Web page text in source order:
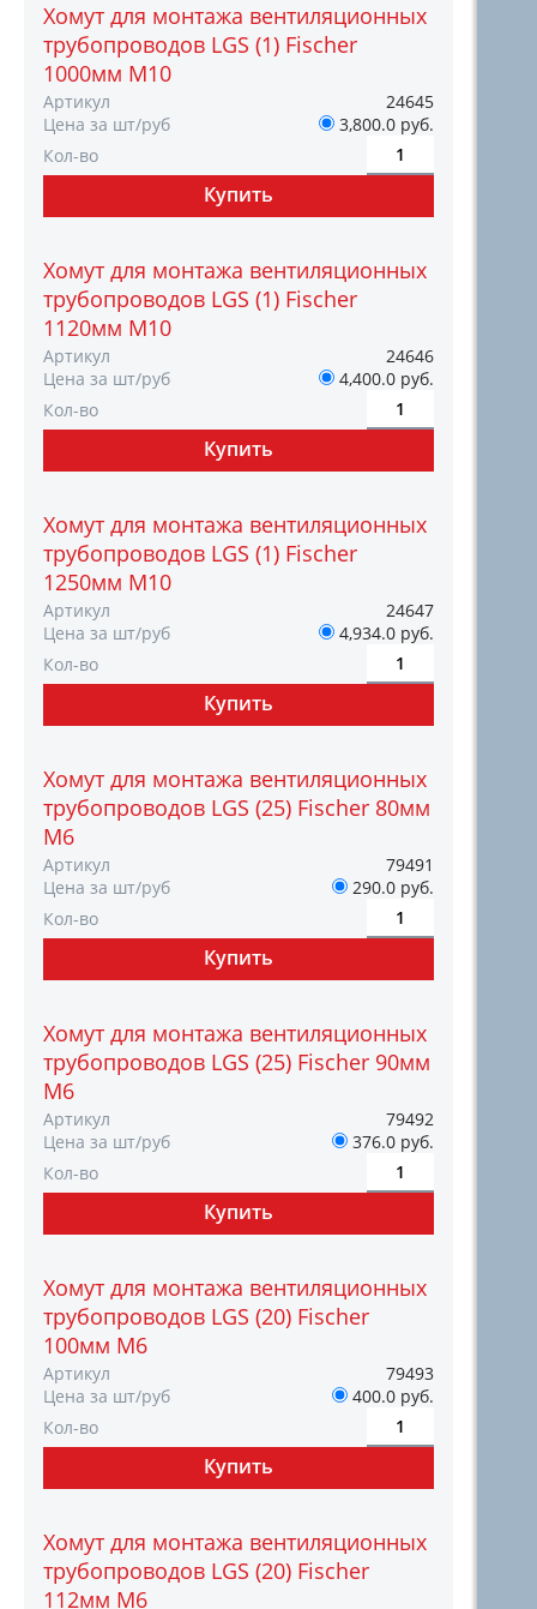
Хомут для монтажа вентиляционных
трубопроводов LGS (1) Fischer
1000мм M10
Артикул
24645
Цена за шт/руб
3,800.0 руб.
Кол-во
Хомут для монтажа вентиляционных
трубопроводов LGS (1) Fischer
1120мм M10
Артикул
24646
Цена за шт/руб
4,400.0 руб.
Кол-во
Хомут для монтажа вентиляционных
трубопроводов LGS (1) Fischer
1250мм M10
Артикул
24647
Цена за шт/руб
4,934.0 руб.
Кол-во
Хомут для монтажа вентиляционных
трубопроводов LGS (25) Fischer 80мм
M6
Артикул
79491
Цена за шт/руб
290.0 руб.
Кол-во
Хомут для монтажа вентиляционных
трубопроводов LGS (25) Fischer 90мм
M6
Артикул
79492
Цена за шт/руб
376.0 руб.
Кол-во
Хомут для монтажа вентиляционных
трубопроводов LGS (20) Fischer
100мм M6
Артикул
79493
Цена за шт/руб
400.0 руб.
Кол-во
Хомут для монтажа вентиляционных
трубопроводов LGS (20) Fischer
112мм M6